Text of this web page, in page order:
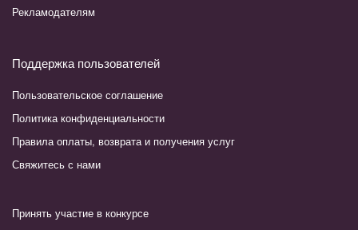
Рекламодателям
Поддержка пользователей
Пользовательское соглашение
Политика конфиденциальности
Правила оплаты, возврата и получения услуг
Свяжитесь с нами
Принять участие в конкурсе